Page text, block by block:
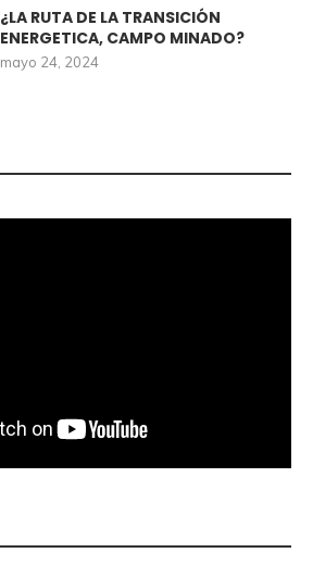
¿LA RUTA DE LA TRANSICIÓN
ENERGETICA, CAMPO MINADO?
mayo 24, 2024